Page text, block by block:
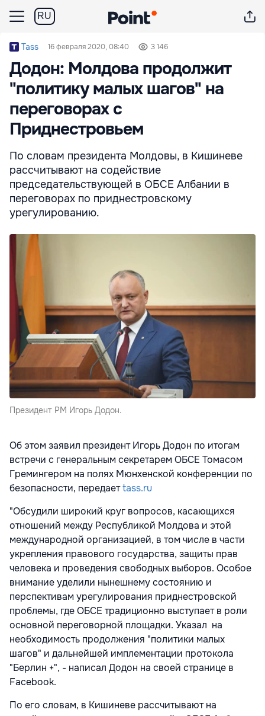
RU
Tass 16 февраля 2020, 08:40 3 146
Додон: Молдова продолжит
"политику малых шагов" на
переговорах с
Приднестровьем
По словам президента Молдовы, в Кишиневе
рассчитывают на содействие
председательствующей в ОБСЕ Албании в
переговорах по приднестровскому
урегулированию.
Президент РМ Игорь Додон.
Об этом заявил президент Игорь Додон по итогам
встречи с генеральным секретарем ОБСЕ Томасом
Гремингером на полях Мюнхенской конференции по
безопасности, передаетtass.ru
"Обсудили широкий круг вопросов, касающихся
отношений между Республикой Молдова и этой
международной организацией, в том числе в части
укрепления правового государства, защиты прав
человека и проведения свободных выборов. Особое
внимание уделили нынешнему состоянию и
перспективам урегулирования приднестровской
проблемы, где ОБСЕ традиционно выступает в роли
основной переговорной площадки. Указал на
необходимость продолжения "политики малых
шагов" и дальнейшей имплементации протокола
"Берлин +", - написал Додон на своей странице в
Facebook.
По его словам, в Кишиневе рассчитывают на